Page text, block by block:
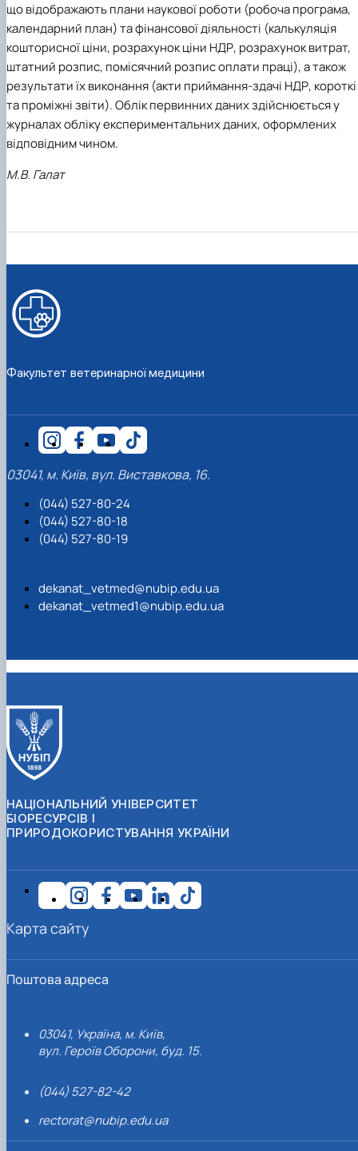
що відображають плани наукової роботи (робоча програма,
календарний план) та фінансової діяльності (калькуляція
кошторисної ціни, розрахунок ціни НДР, розрахунок витрат,
штатний розпис, помісячний розпис оплати праці), а також
результати їх виконання (акти приймання-здачі НДР, короткі
та проміжні звіти). Облік первинних даних здійснюється у
журналах обліку експериментальних даних, оформлених
відповідним чином.
М.В. Галат
Факультет ветеринарної медицини
03041, м. Київ, вул. Виставкова, 16.
(044) 527-80-24
(044) 527-80-18
(044) 527-80-19
dekanat_vetmed@nubip.edu.ua
dekanat_vetmed1@nubip.edu.ua
НАЦІОНАЛЬНИЙ УНІВЕРСИТЕТ
БІОРЕСУРСІВ І
ПРИРОДОКОРИСТУВАННЯ УКРАЇНИ
Поштова адреса
03041, Україна, м. Київ,
вул. Героїв Оборони, буд. 15.
(044) 527-82-42
rectorat@nubip.edu.ua
Карта сайту